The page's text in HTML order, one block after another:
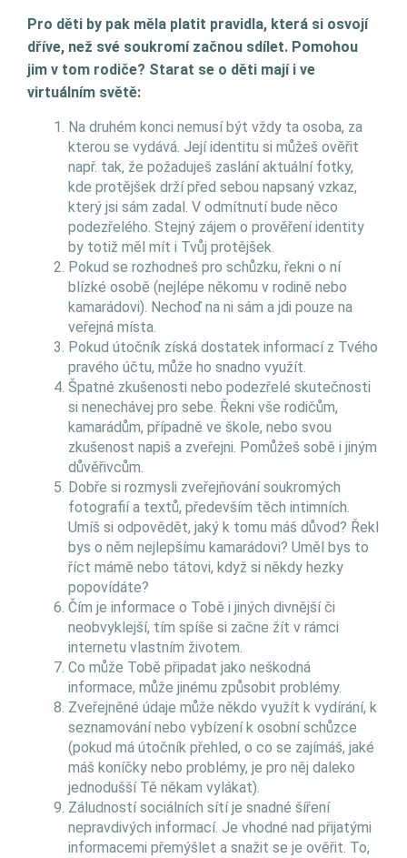
Pro děti by pak měla platit pravidla, která si osvojí
dříve, než své soukromí začnou sdílet. Pomohou
jim v tom rodiče? Starat se o děti mají i ve
virtuálním světě:
Na druhém konci nemusí být vždy ta osoba, za
kterou se vydává. Její identitu si můžeš ověřit
např. tak, že požaduješ zaslání aktuální fotky,
kde protějšek drží před sebou napsaný vzkaz,
který jsi sám zadal. V odmítnutí bude něco
podezřelého. Stejný zájem o prověření identity
by totiž měl mít i Tvůj protějšek.
Pokud se rozhodneš pro schůzku, řekni o ní
blízké osobě (nejlépe někomu v rodině nebo
kamarádovi). Nechoď na ni sám a jdi pouze na
veřejná místa.
Pokud útočník získá dostatek informací z Tvého
pravého účtu, může ho snadno využít.
Špatné zkušenosti nebo podezřelé skutečnosti
si nenechávej pro sebe. Řekni vše rodičům,
kamarádům, případně ve škole, nebo svou
zkušenost napiš a zveřejni. Pomůžeš sobě i jiným
důvěřivcům.
Dobře si rozmysli zveřejňování soukromých
fotografií a textů, především těch intimních.
Umíš si odpovědět, jaký k tomu máš důvod? Řekl
bys o něm nejlepšímu kamarádovi? Uměl bys to
říct mámě nebo tátovi, když si někdy hezky
popovídáte?
Čím je informace o Tobě i jiných divnější či
neobvyklejší, tím spíše si začne žít v rámci
internetu vlastním životem.
Co může Tobě připadat jako neškodná
informace, může jinému způsobit problémy.
Zveřejněné údaje může někdo využít k vydírání, k
seznamování nebo vybízení k osobní schůzce
(pokud má útočník přehled, o co se zajímáš, jaké
máš koníčky nebo problémy, je pro něj daleko
jednodušší Tě někam vylákat).
Záludností sociálních sítí je snadné šíření
nepravdivých informací. Je vhodné nad přijatými
informacemi přemýšlet a snažit se je ověřit. To,